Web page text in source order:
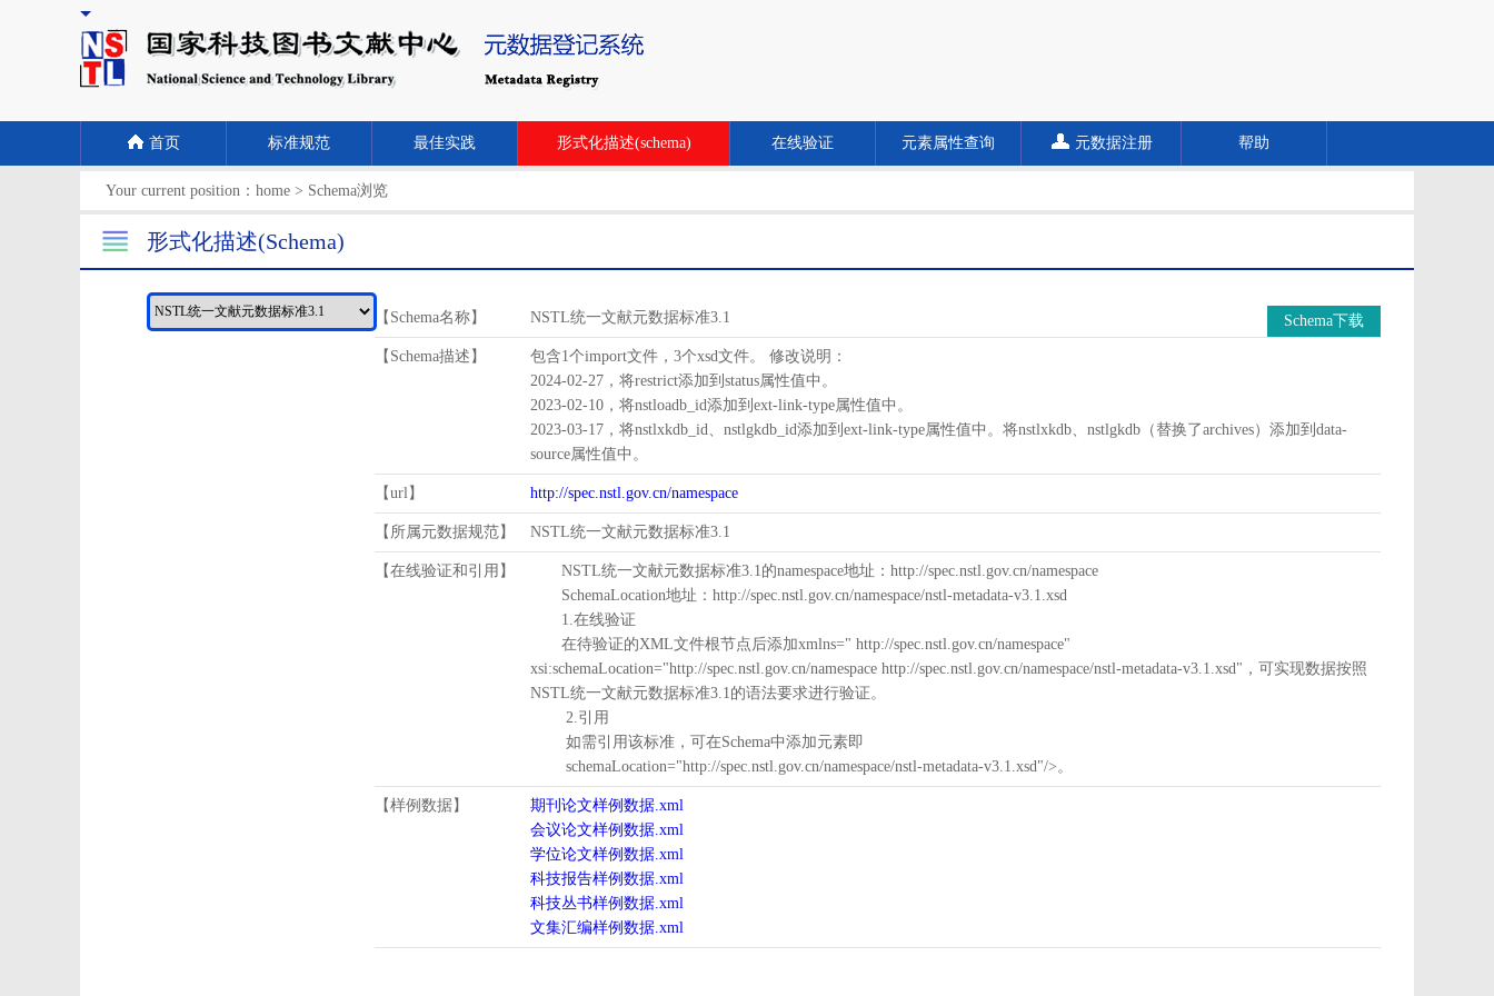
首页 标准规范 最佳实践 形式化描述(schema) 在线验证 元素属性查询 元数据注册 帮助
Your current position： home > Schema浏览
形式化描述(Schema)
【Schema名称】 NSTL统一文献元数据标准3.1 Schema下载
【Schema描述】
包含1个import文件，3个xsd文件。 修改说明：
2024-02-27，将restrict添加到status属性值中。
2023-02-10，将nstloadb_id添加到ext-link-type属性值中。
2023-03-17，将nstlxkdb_id、nstlgkdb_id添加到ext-link-type属性值中。将nstlxkdb、nstlgkdb（替换了archives）添加到data-
source属性值中。
【url】 http://spec.nstl.gov.cn/namespace
【所属元数据规范】 NSTL统一文献元数据标准3.1
【在线验证和引用】
NSTL统一文献元数据标准3.1的namespace地址：http://spec.nstl.gov.cn/namespace
SchemaLocation地址：http://spec.nstl.gov.cn/namespace/nstl-metadata-v3.1.xsd
1.在线验证
在待验证的XML文件根节点后添加xmlns=" http://spec.nstl.gov.cn/namespace"
xsi:schemaLocation="http://spec.nstl.gov.cn/namespace http://spec.nstl.gov.cn/namespace/nstl-metadata-v3.1.xsd"，可实现数据按照
NSTL统一文献元数据标准3.1的语法要求进行验证。
2.引用
如需引用该标准，可在Schema中添加元素即
schemaLocation="http://spec.nstl.gov.cn/namespace/nstl-metadata-v3.1.xsd"/>。
【样例数据】
期刊论文样例数据.xml
会议论文样例数据.xml
学位论文样例数据.xml
科技报告样例数据.xml
科技丛书样例数据.xml
文集汇编样例数据.xml